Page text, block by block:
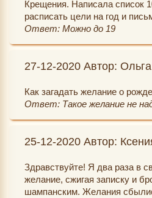
Крещения. Написала список
расписать цели на год и
Ответ: Можно до 19
27-12-2020 Автор: Ольга
Как загадать желание о
Ответ: Такое желание не
25-12-2020 Автор:
Здравствуйте! Я два раза в
желание, сжигая записку и
шампанским. Желания